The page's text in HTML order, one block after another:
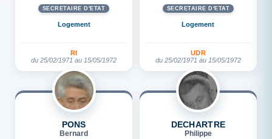
SECRÉTAIRE D'ETAT
Logement
RI
du 25/02/1971 au 15/05/1972
SECRÉTAIRE D'ETAT
Logement
UDR
du 25/02/1971 au 15/05/1972
PONS
Bernard
DECHARTRE
Philippe